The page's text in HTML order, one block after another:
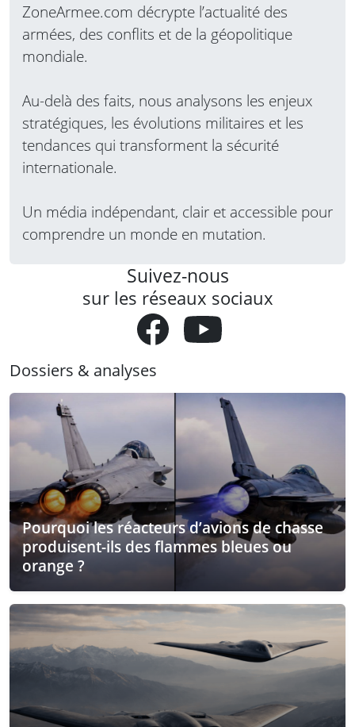
ZoneArmee.com décrypte l’actualité des
armées, des conflits et de la géopolitique
mondiale.
Au-delà des faits, nous analysons les enjeux
stratégiques, les évolutions militaires et les
tendances qui transforment la sécurité
internationale.
Un média indépendant, clair et accessible pour
comprendre un monde en mutation.
Suivez-nous
sur les réseaux sociaux
Dossiers & analyses
Pourquoi les réacteurs d’avions de chasse
produisent-ils des flammes bleues ou
orange ?